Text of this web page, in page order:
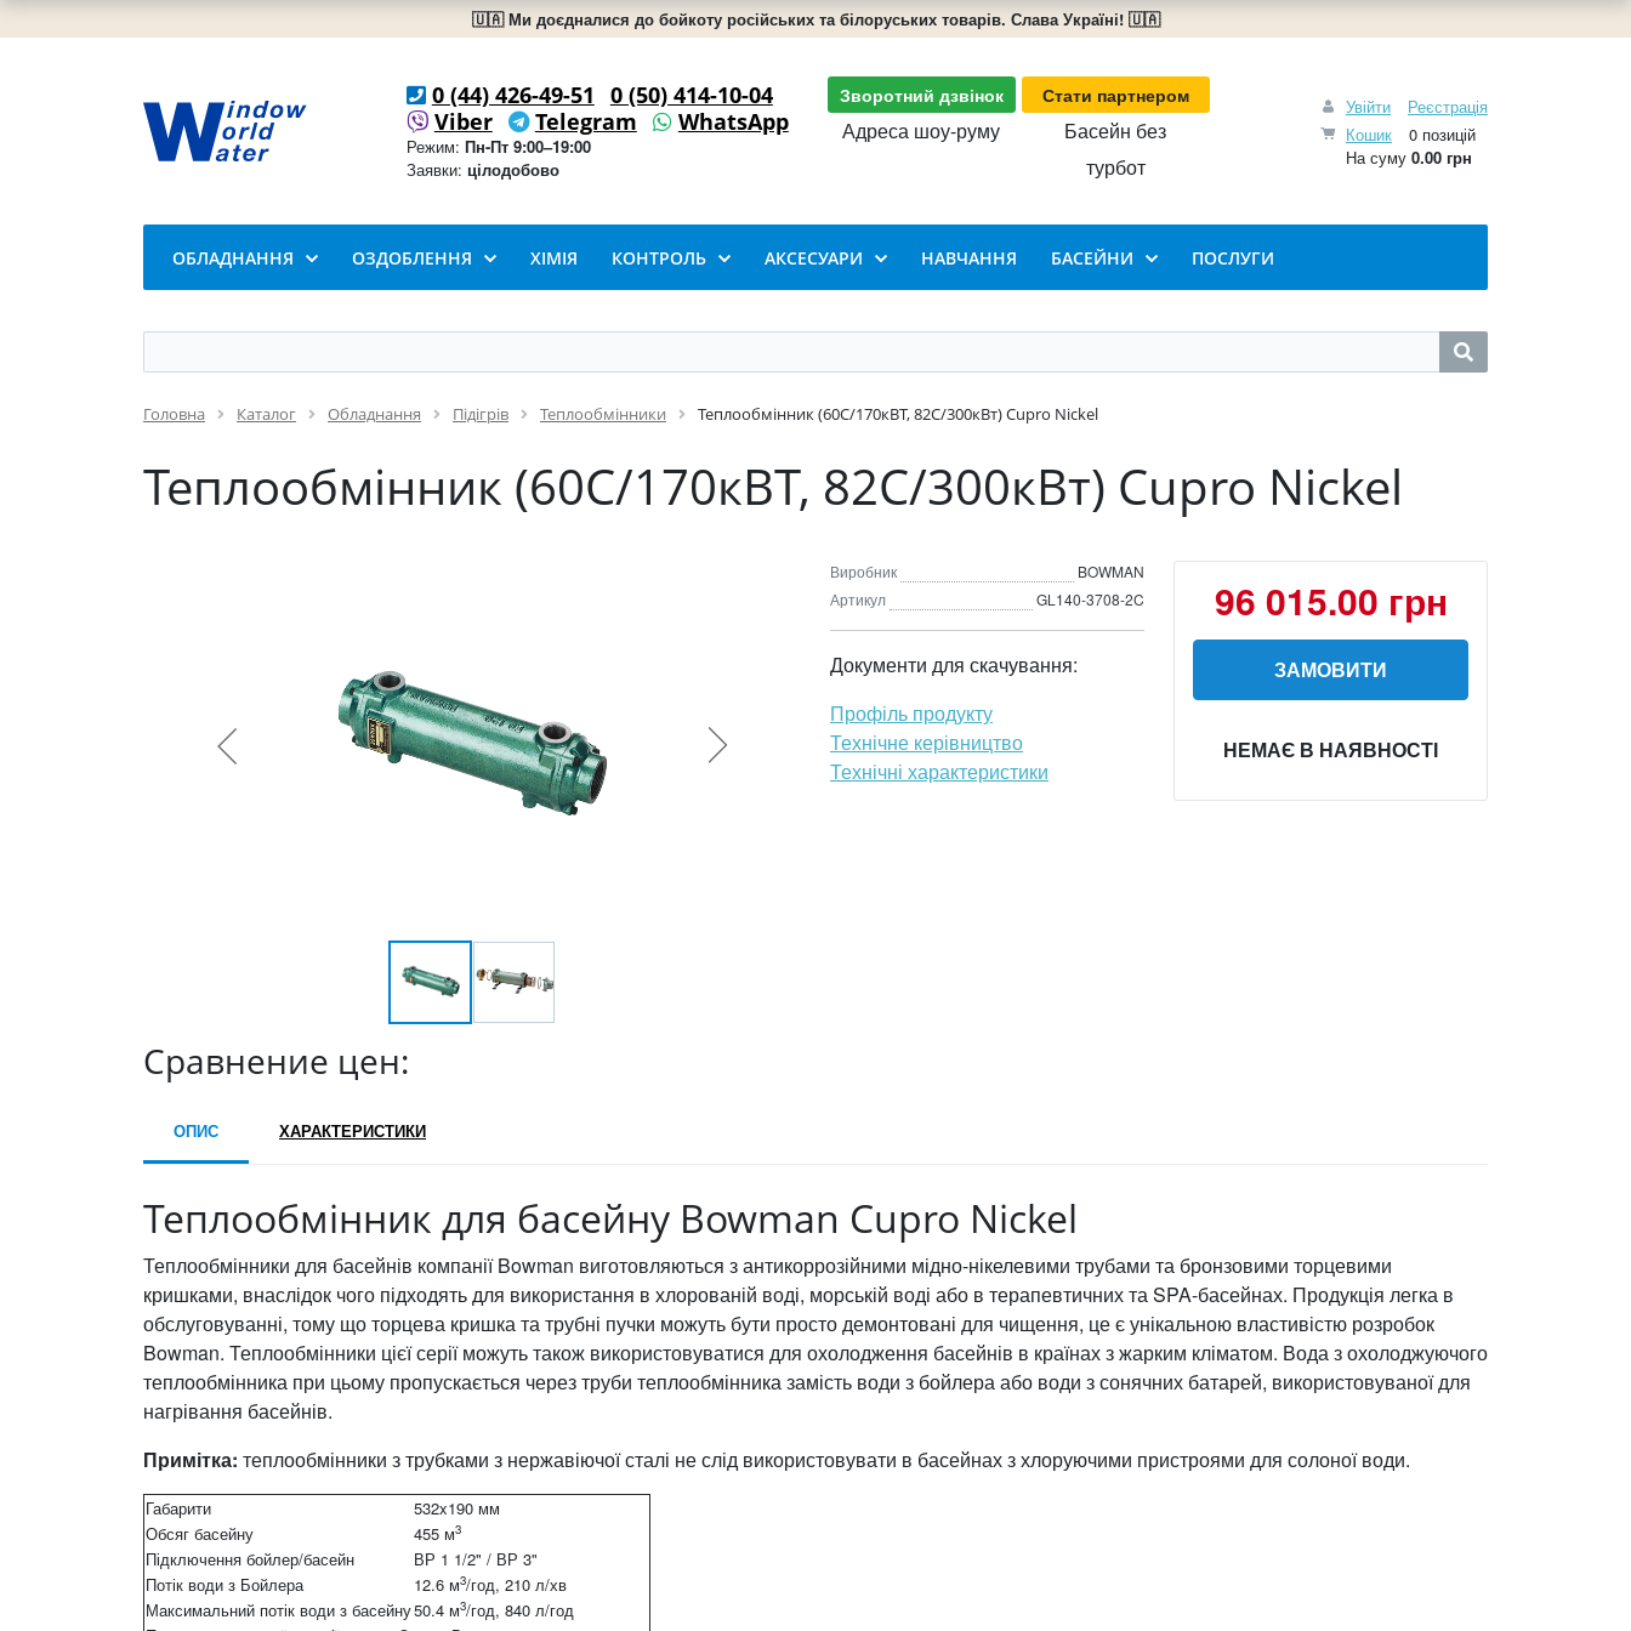
🇺🇦 Ми доєдналися до бойкоту російських та білоруських товарів. Слава Україні! 🇺🇦
Увійти
Реєстрація
Кошик
0 позицій
На суму 0.00 грн
0 (44) 426-49-51
0 (50) 414-10-04
Viber
Telegram WhatsApp
Режим: Пн-Пт 9:00–19:00
Заявки: цілодобово
Зворотний дзвінок Стати партнером
Адреса шоу-руму
Басейн без
турбот
ОБЛАДНАННЯ ОЗДОБЛЕННЯ ХІМІЯ КОНТРОЛЬ АКСЕСУАРИ НАВЧАННЯ БАСЕЙНИ ПОСЛУГИ
Головна Каталог Обладнання Підігрів Теплообмінники Теплообмінник (60С/170кВТ, 82С/300кВт) Cupro Nickel
Теплообмінник (60С/170кВТ, 82С/300кВт) Cupro Nickel
Виробник
BOWMAN
Артикул
GL140-3708-2C
Документи для скачування:
Профіль продукту
Технічне керівництво
Технічні характеристики
96 015.00 грн
ЗАМОВИТИ
НЕМАЄ В НАЯВНОСТІ
Сравнение цен:
ОПИС ХАРАКТЕРИСТИКИ
Теплообмінник для басейну Bowman Cupro Nickel
Теплообмінники для басейнів компанії Bowman виготовляються з антикоррозійними мідно-нікелевими трубами та бронзовими торцевими
кришками, внаслідок чого підходять для використання в хлорованій воді, морській воді або в терапевтичних та SPA-басейнах. Продукція легка в
обслуговуванні, тому що торцева кришка та трубні пучки можуть бути просто демонтовані для чищення, це є унікальною властивістю розробок
Bowman. Теплообмінники цієї серії можуть також використовуватися для охолодження басейнів в країнах з жарким кліматом. Вода з охолоджуючого
теплообмінника при цьому пропускається через труби теплообмінника замість води з бойлера або води з сонячних батарей, використовуваної для
нагрівання басейнів.
Примітка: теплообмінники з трубками з нержавіючої сталі не слід використовувати в басейнах з хлоруючими пристроями для солоної води.
Габарити
532x190 мм
Обсяг басейну
455 м3
Підключення бойлер/басейн
ВР 1 1/2" / ВР 3"
Потік води з Бойлера
12.6 м3/год, 210 л/хв
Максимальний потік води з басейну50.4 м3/год, 840 л/год